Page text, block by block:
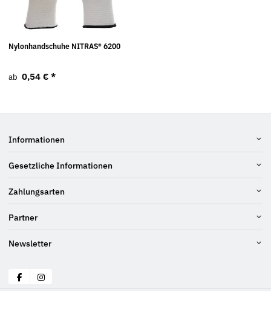
Nylonhandschuhe NITRAS® 6200
ab 0,54 € *
Informationen
Gesetzliche Informationen
Zahlungsarten
Partner
Newsletter